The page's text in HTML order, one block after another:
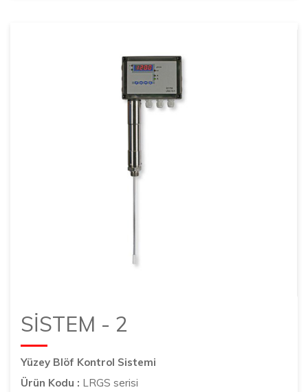
SİSTEM - 2
Yüzey Blöf Kontrol Sistemi
Ürün Kodu : LRGS serisi